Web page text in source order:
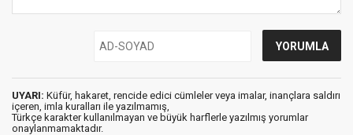
UYARI: Küfür, hakaret, rencide edici cümleler veya imalar, inançlara saldırı
içeren, imla kuralları ile yazılmamış,
Türkçe karakter kullanılmayan ve büyük harflerle yazılmış yorumlar
onaylanmamaktadır.